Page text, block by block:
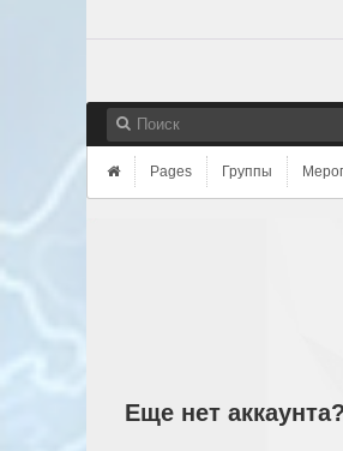
Pages Группы
Еще нет аккаунта?